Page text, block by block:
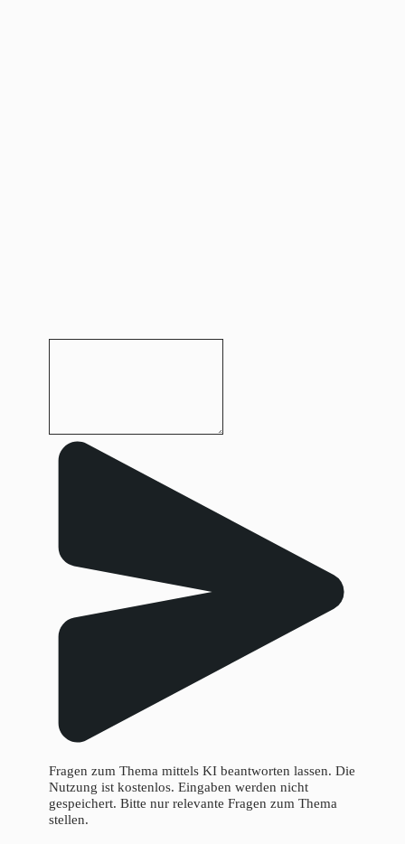
Fragen zum Thema mittels KI beantworten lassen. Die
Nutzung ist kostenlos. Eingaben werden nicht
gespeichert. Bitte nur relevante Fragen zum Thema
stellen.